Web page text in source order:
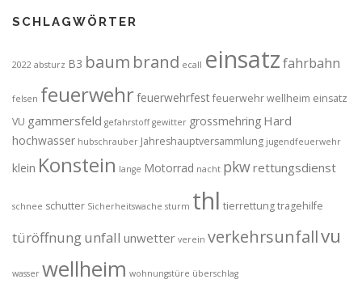
SCHLAGWÖRTER
2022 absturz B3 baum brand ecall einsatzfahrbahn
felsen feuerwehrfeuerwehrfest feuerwehr wellheim einsatz
VU gammersfeld gefahrstoff gewitter grossmehring Hard
hochwasser hubschrauber Jahreshauptversammlung jugendfeuerwehr
klein Konstein lange Motorrad nacht pkwrettungsdienst
schnee schutter Sicherheitswache sturm thl tierrettungtragehilfe
türöffnungunfall unwetter verein verkehrsunfallvu
wasser wellheim wohnungstüre überschlag